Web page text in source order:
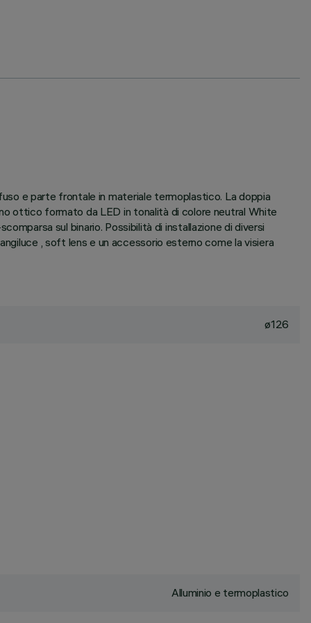
e parte frontale in materiale termoplastico. La doppia
ottico formato da LED in tonalità di colore neutral White
sul binario. Possibilità di installazione di diversi
, soft lens e un accessorio esterno come la visiera
ø126
Alluminio e termoplastico